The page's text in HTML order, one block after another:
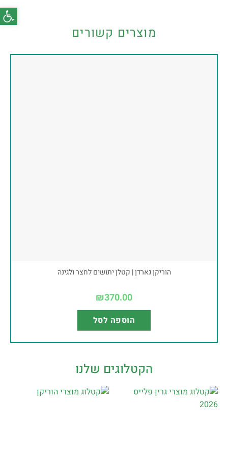
מוצרים קשורים
הוריקן גארדן | קטלן יתושים לחצר ולגינה
₪370.00
הוספה לסל
הקטלוגים שלנו
פתח